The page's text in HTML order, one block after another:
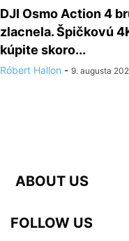
DJI Osmo Action 4
zlacnela. Špičkovú
kúpite skoro...
Róbert Hallon - 9. augusta
ABOUT US
FOLLOW US